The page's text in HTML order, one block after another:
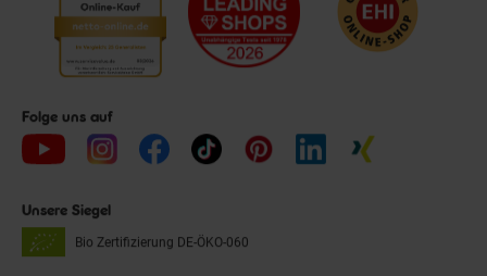
Folge uns auf
Unsere Siegel
Bio Zertifizierung DE-ÖKO-060